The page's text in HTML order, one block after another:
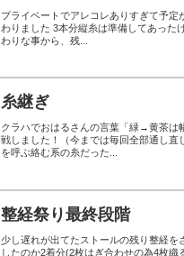
プライベートでアレコレありすぎて予
わりました 3本分縦糸は準備してあった
わりな事から、残...
糸継ぎ
クラハでおはるさんの言葉「緑→黄茶は
戦しました！（今までは毎回全部通し
を呼ぶ絡む系の糸だった...
整経祭り最終段階
少し遅れが出てたストールの残り整経
したのか2着分(2枚はぎ合わせの為4枚